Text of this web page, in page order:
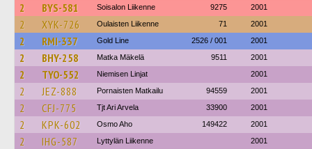
2 BYS-581 Soisalon Liikenne 9275 2001
2 XYK-726 Oulaisten Liikenne 71 2001
2 RMI-337 Gold Line 2526 / 001 2001
2 BHY-258 Matka Mäkelä 9511 2001
2 TYO-552 Niemisen Linjat 2001
2 JEZ-888 Pornaisten Matkailu 94559 2001
2 CFJ-775 Tjt Ari Arvela 33900 2001
2 KPK-602 Osmo Aho 149422 2001
2 IHG-587 Lyttylän Liikenne 2001